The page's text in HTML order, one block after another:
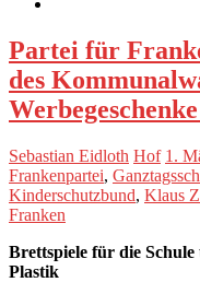
Partei für
des
Sebastian Eidloth Hof 1.
Frankenpartei,
Kinderschutzbund, Klaus
Franken
Brettspiele für die
Plastik